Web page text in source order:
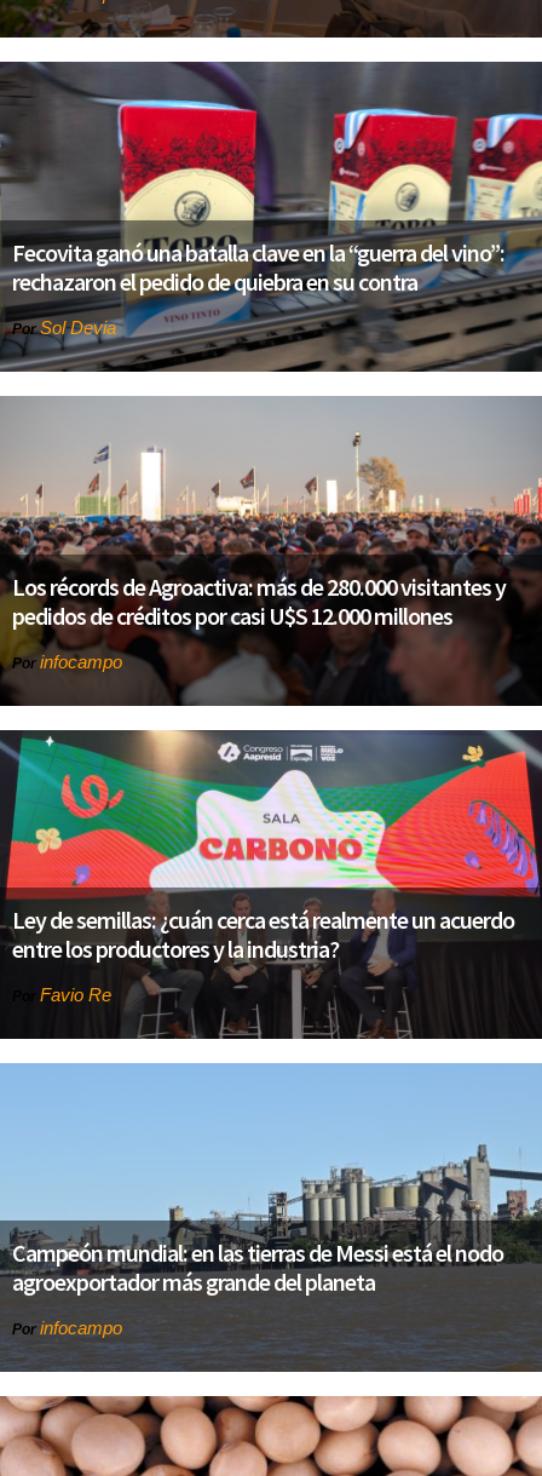
Fecovita ganó una batalla clave en la “guerra del vino”:
rechazaron el pedido de quiebra en su contra
PorSol Devia
Los récords de Agroactiva: más de 280.000 visitantes y
pedidos de créditos por casi U$S 12.000 millones
Por infocampo
Ley de semillas: ¿cuán cerca está realmente un acuerdo
entre los productores y la industria?
Favio Re
Campeón mundial: en las tierras de Messi está el nodo
agroexportador más grande del planeta
Por infocampo